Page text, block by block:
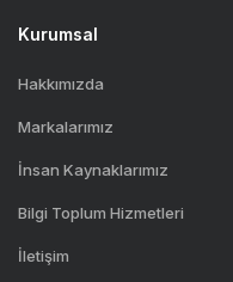
Kurumsal
Hakkımızda
Markalarımız
İnsan Kaynaklarımız
Bilgi Toplum Hizmetleri
İletişim